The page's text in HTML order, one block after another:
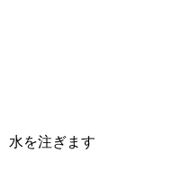
水を注ぎます